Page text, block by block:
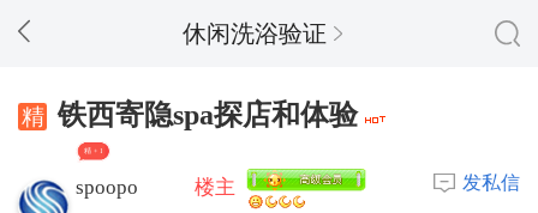
休闲洗浴验证
铁西寄隐spa探店和体验
精 + 1
spoopo
楼主
发私信